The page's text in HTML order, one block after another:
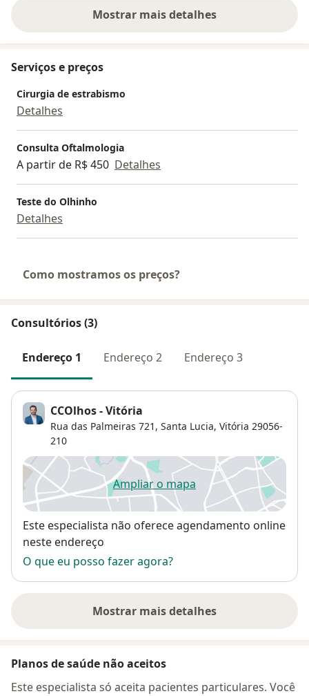
Mostrar mais detalhes
sobre a experiência
Serviços e preços
Cirurgia de estrabismo
Detalhes
Consulta Oftalmologia
A partir de R$ 450 Detalhes
Teste do Olhinho
Detalhes
Como mostramos os preços?
Consultórios (3)
Endereço 1 Endereço 2 Endereço 3
CCOlhos - Vitória
Rua das Palmeiras 721, Santa Lucia, Vitória 29056-
210
Ampliar o mapaabre num novo separador
Disponibilidade
Este especialista não oferece agendamento online
neste endereço
O que eu posso fazer agora?
Mostrar mais detalhes
sobre o endereço
Planos de saúde não aceitos
Este especialista só aceita pacientes particulares. Você